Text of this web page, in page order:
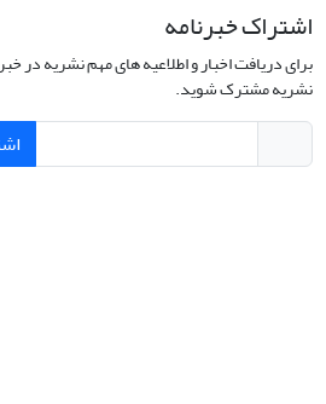
اشتراک خبرنامه
برای دریافت اخبار و اطلاعیه های مهم نشریه در
نشریه مشترک شوید.